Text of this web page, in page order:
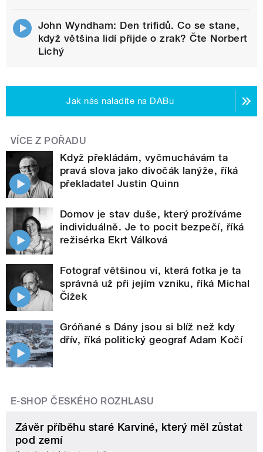
John Wyndham: Den trifidů. Co se stane,
když většina lidí přijde o zrak? Čte Norbert
Lichý
Jak nás naladíte na DABu
VÍCE Z POŘADU
Když překládám, vyčmuchávám ta
pravá slova jako divočák lanýže, říká
překladatel Justin Quinn
Domov je stav duše, který prožíváme
individuálně. Je to pocit bezpečí, říká
režisérka Ekrt Válková
Fotograf většinou ví, která fotka je ta
správná už při jejím vzniku, říká Michal
Čížek
Gróňané s Dány jsou si blíž než kdy
dřív, říká politický geograf Adam Kočí
E-SHOP ČESKÉHO ROZHLASU
Závěr příběhu staré Karviné, který měl zůstat
pod zemí